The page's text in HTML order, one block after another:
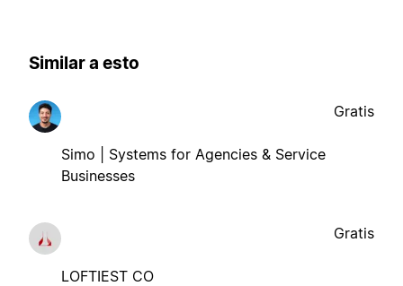
Similar a esto
Simo | Systems for Agencies & Service
Businesses
Gratis
LOFTIEST CO
Gratis